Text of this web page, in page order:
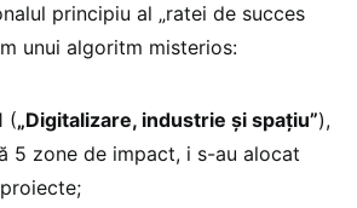
principiu al „ratei de succes
unui algoritm misterios:
(„Digitalizare, industrie și spațiu”),
5 zone de impact, i s-au alocat